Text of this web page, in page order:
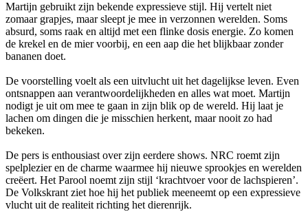
Martijn gebruikt zijn bekende expressieve stijl. Hij vertelt niet
zomaar grapjes, maar sleept je mee in verzonnen werelden. Soms
absurd, soms raak en altijd met een flinke dosis energie. Zo komen
de krekel en de mier voorbij, en een aap die het blijkbaar zonder
bananen doet.
De voorstelling voelt als een uitvlucht uit het dagelijkse leven. Even
ontsnappen aan verantwoordelijkheden en alles wat moet. Martijn
nodigt je uit om mee te gaan in zijn blik op de wereld. Hij laat je
lachen om dingen die je misschien herkent, maar nooit zo had
bekeken.
De pers is enthousiast over zijn eerdere shows. NRC roemt zijn
spelplezier en de charme waarmee hij nieuwe sprookjes en werelden
creëert. Het Parool noemt zijn stijl ‘krachtvoer voor de lachspieren’.
De Volkskrant ziet hoe hij het publiek meeneemt op een expressieve
vlucht uit de realiteit richting het dierenrijk.